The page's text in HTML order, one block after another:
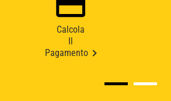
Calcola
Pagamento